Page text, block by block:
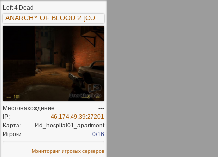
Left 4 Dead
ANARCHY OF BLOOD 2 [COOP]
Местонахождение:
---
IP:
46.174.49.39:27201
Карта:
l4d_hospital01_apartment
Игроки:
0/16
Мониторинг игровых серверов